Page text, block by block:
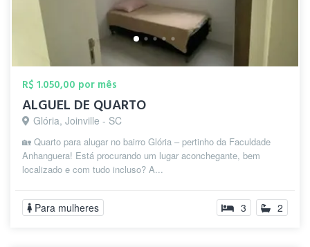
R$ 1.050,00 por mês
ALGUEL DE QUARTO
Glória, Joinville - SC
🏡 Quarto para alugar no bairro Glória – pertinho da Faculdade
Anhanguera! Está procurando um lugar aconchegante, bem
localizado e com tudo incluso? A...
Para mulheres 3 2